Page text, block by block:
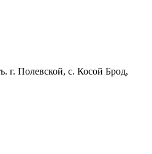
г. Полевской, с. Косой Брод,